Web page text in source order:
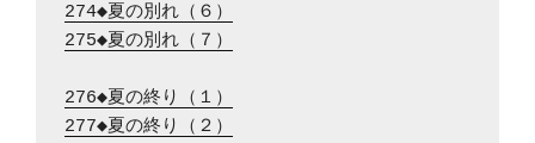
274◆夏の別れ（６）
275◆夏の別れ（７）
276◆夏の終り（１）
277◆夏の終り（２）